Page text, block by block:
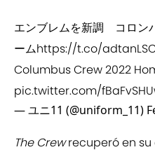
エンブレムを新調 コロン
ームhttps://t.co/
Columbus Crew 2022
pic.twitter.com/
— ユニ11 (@uniform_11)
The Crewrecuperó en